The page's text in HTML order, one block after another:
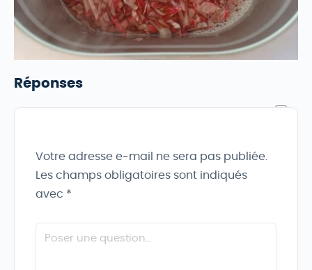
Réponses
Votre adresse e-mail ne sera pas publiée.
Les champs obligatoires sont indiqués
avec *